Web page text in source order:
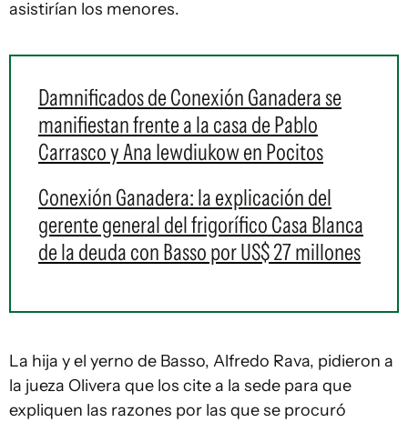
asistirían los menores.
Damnificados de Conexión Ganadera se
manifiestan frente a la casa de Pablo
Carrasco y Ana Iewdiukow en Pocitos
Conexión Ganadera: la explicación del
gerente general del frigorífico Casa Blanca
de la deuda con Basso por US$ 27 millones
La hija y el yerno de Basso, Alfredo Rava, pidieron a
la jueza Olivera que los cite a la sede para que
expliquen las razones por las que se procuró